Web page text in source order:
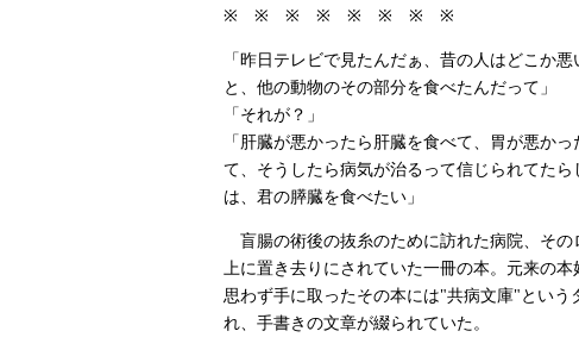
※ ※ ※ ※ ※ ※ ※ ※
「昨日テレビで見たんだぁ、昔の人はどこか
と、他の動物のその部分を食べたんだって」
「それが？」
「肝臓が悪かったら肝臓を食べて、胃が悪か
て、そうしたら病気が治るって信じられてたら
は、君の膵臓を食べたい」
盲腸の術後の抜糸のために訪れた病院、その
上に置き去りにされていた一冊の本。元来の本
思わず手に取ったその本には"共病文庫"という
れ、手書きの文章が綴られていた。